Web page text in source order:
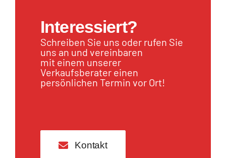
Interessiert?
Schreiben Sie uns oder rufen Sie
uns an und vereinbaren
mit einem unserer
Verkaufsberater einen
persönlichen Termin vor Ort!
Kontakt